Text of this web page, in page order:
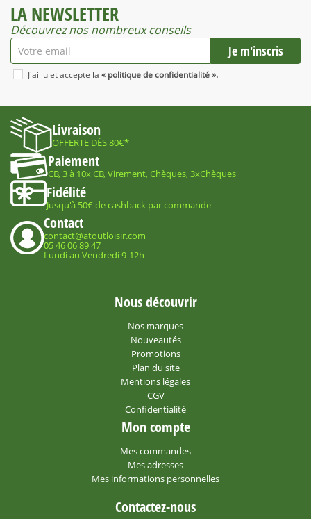
LA NEWSLETTER
Découvrez nos nombreux conseils
J'ai lu et accepte la « politique de confidentialité ».
Livraison
OFFERTE DÈS 80€*
Paiement
CB, 3 à 10x CB, Virement, Chèques, 3xChèques
Fidélité
Jusqu'à 50€ de cashback par commande
Contact
contact@atoutloisir.com
05 46 06 89 47
Lundi au Vendredi 9-12h
Nous découvrir
Nos marques
Nouveautés
Promotions
Plan du site
Mentions légales
CGV
Confidentialité
Mon compte
Mes commandes
Mes adresses
Mes informations personnelles
Contactez-nous